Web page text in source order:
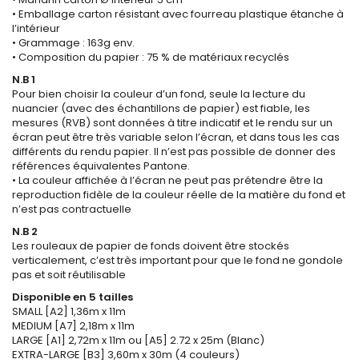
• Emballage carton résistant avec fourreau plastique étanche à
l’intérieur
• Grammage : 163g env.
• Composition du papier : 75 % de matériaux recyclés
N.B 1
Pour bien choisir la couleur d’un fond, seule la lecture du
nuancier (avec des échantillons de papier) est fiable, les
mesures (RVB) sont données à titre indicatif et le rendu sur un
écran peut être très variable selon l’écran, et dans tous les cas
différents du rendu papier. Il n’est pas possible de donner des
références équivalentes Pantone.
• La couleur affichée à l’écran ne peut pas prétendre être la
reproduction fidèle de la couleur réelle de la matière du fond et
n’est pas contractuelle
N.B 2
Les rouleaux de papier de fonds doivent être stockés
verticalement, c’est très important pour que le fond ne gondole
pas et soit réutilisable
Disponible en 5 tailles
SMALL [A2] 1,36m x 11m
MEDIUM [A7] 2,18m x 11m
LARGE [A1] 2,72m x 11m ou [A5] 2.72 x 25m (Blanc)
EXTRA-LARGE [B3] 3,60m x 30m (4 couleurs)